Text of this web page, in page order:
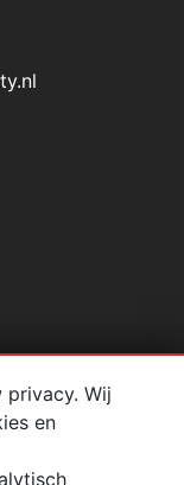
privacy. Wij
en